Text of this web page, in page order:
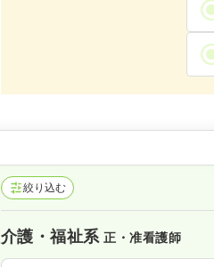
絞り込む
介護・福祉系正・准看護師